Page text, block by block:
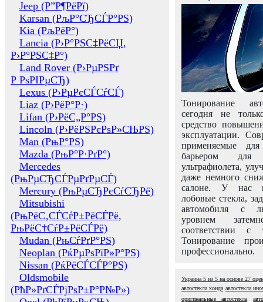
Jeep (Р”Р¶РёРї)
Karsan (РљР°СЂСЃР°РЅ)
Kia (РљРёР°)
Lancia (Р›Р°РЅС‡РёСЏ,
Р›Р°РЅС‡Р°)
Land Rover (Р›РµРЅРґ
Р РѕРІРµСЂ)
Lexus (Р›РµРєСЃСѓСЃ)
Liaz (Р›РёР°Р·)
Lifan (Р›РёС„Р°РЅ)
Lincoln (Р›РёРЅРєРѕР»СЊРЅ)
Man (РњР°РЅ)
Mazda (РњР°Р·РґР°)
Mercedes
(РњРµСЂСЃРµРґРµСЃ)
Mercury (РњРµСЂРєСѓСЂРё)
Mitsubishi
(РњРёС‚СЃСѓР±РёСЃРё,
РњРёС†СѓР±РёСЃРё)
Mudan (РњСѓРґР°РЅ)
Neoplan (РќРµРѕРїР»Р°РЅ)
Nissan (РќРёСЃСЃР°РЅ)
Oldsmobile
(РћР»РґСЃРјРѕР±Р°Р№Р»)
Тонирование
сегодня не
средство
эксплуатации.
применяемые
барьером для
ультрафиолета,
даже немного
салоне. У нас
лобовые стекла,
автомобиля с
уровнем
соответствии с
Тонирование
профессионально.
Украина 5 из 5 на основе 27
автостекла хонда автостекла
оригинальные автостекла